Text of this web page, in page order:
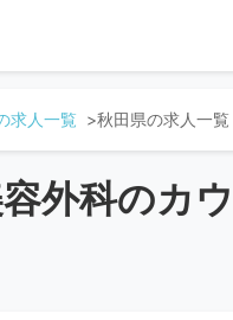
求人一覧 秋田県の求人一覧
外科のカ